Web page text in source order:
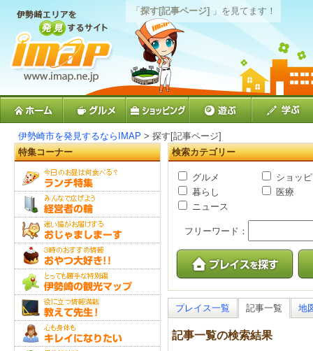
「探す[記事ページ] 」を見てます！
伊勢崎市を発見するならIMAP > 探す[記事ページ]
検索カテゴリー
グルメ
ショッ
暮らし
医療
ニュース
フリーワード：
プレイス一覧 記事一覧 地
記事一覧の検索結果
特集コーナー